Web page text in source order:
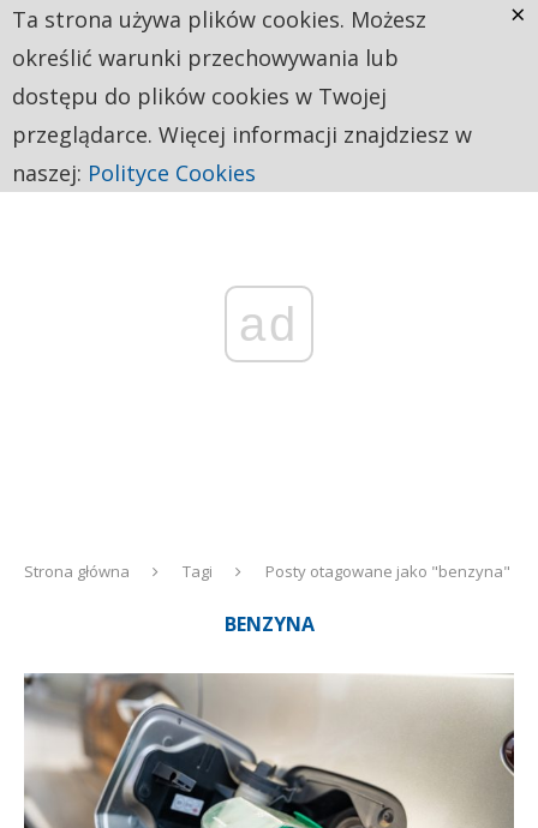
ad
Strona główna Tagi Posty otagowane jako "benzyna"
BENZYNA
Ta strona używa plików cookies. Możesz
określić warunki przechowywania lub
dostępu do plików cookies w Twojej
przeglądarce. Więcej informacji znajdziesz w
naszej: Polityce Cookies
×